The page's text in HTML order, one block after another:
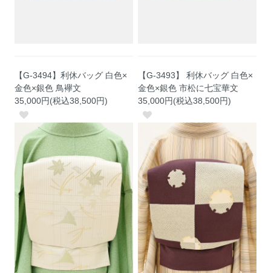
【G-3494】利休バッグ 白色×
金色×銀色 鳥襷文
35,000円(税込38,500円)
【G-3493】 利休バッグ 白色×
金色×銀色 市松に七宝華文
35,000円(税込38,500円)